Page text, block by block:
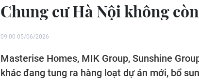
Chung cư Hà Nội không
09:00 05/06/2026
Masterise Homes, MIK Group, Sunshine
khác đang tung ra hàng loạt dự án mới, bổ